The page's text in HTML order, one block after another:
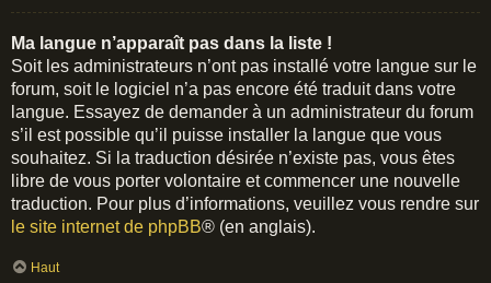
Ma langue n’apparaît pas dans la liste !
Soit les administrateurs n’ont pas installé votre langue sur le
forum, soit le logiciel n’a pas encore été traduit dans votre
langue. Essayez de demander à un administrateur du forum
s’il est possible qu’il puisse installer la langue que vous
souhaitez. Si la traduction désirée n’existe pas, vous êtes
libre de vous porter volontaire et commencer une nouvelle
traduction. Pour plus d’informations, veuillez vous rendre sur
le site internet de phpBB® (en anglais).
Haut